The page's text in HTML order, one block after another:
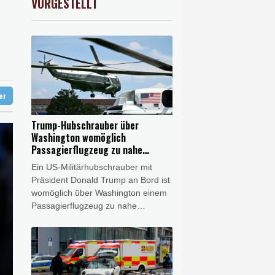
Schritte
in Bonn
Bürgerkrieg
in München
-0.89%
Trump-Hubschrauber über
Washington womöglich
Passagierflugzeug zu nahe
gekommen
Ein US-Militärhubschrauber mit
Präsident Donald Trump an Bord ist
womöglich über Washington einem
Passagierflugzeug zu nahe
Transportsicherheitsbehörde
erklärte am Mittwoch, sie
untersuche einen Vorfall, "bei dem
der vorgeschriebene